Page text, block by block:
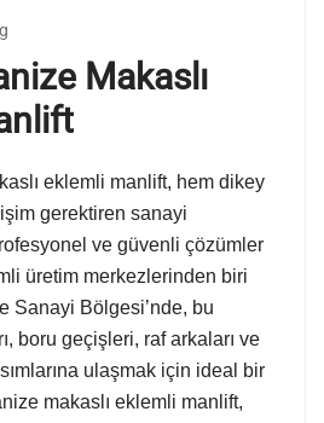
Makaslı
eklemli manlift, hem dikey
gerektiren sanayi
ve güvenli çözümler
üretim merkezlerinden biri
Sanayi Bölgesi’nde, bu
boru geçişleri, raf arkaları ve
ulaşmak için ideal bir
makaslı eklemli manlift,